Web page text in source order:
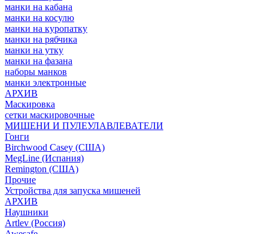
манки на кабана
манки на косулю
манки на куропатку
манки на рябчика
манки на утку
манки на фазана
наборы манков
манки электронные
АРХИВ
Маскировка
сетки маскировочные
МИШЕНИ И ПУЛЕУЛАВЛЕВАТЕЛИ
Гонги
Birchwood Casey (США)
MegLine (Испания)
Remington (США)
Прочие
Устройства для запуска мишеней
АРХИВ
Наушники
Artlev (Россия)